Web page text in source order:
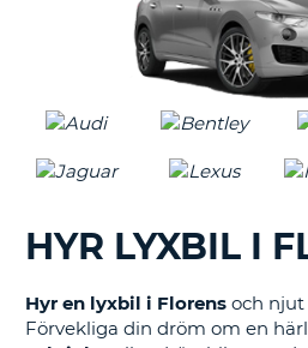
HYR LYXBIL I
Hyr en lyxbil i Florens och njut
Förvekliga din dröm om en